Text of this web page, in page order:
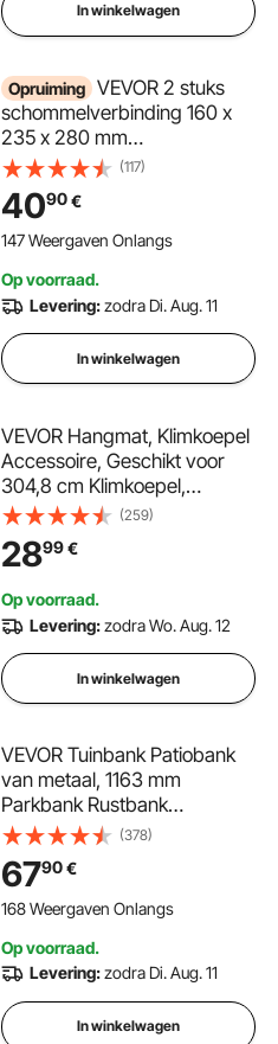
In winkelwagen
Opruiming VEVOR 2 stuks
schommelverbinding 160 x
235 x 280 mm
schommelhoek koolstofstaal
gepoedercoat
wandverbinding
houtverbinding vierkant hout
schommelverbinding
hoekverbinding voor
tuinschommel
(117)
4090€
147 Weergaven Onlangs
Op voorraad.
Levering:zodra Di. Aug. 11
In winkelwagen
VEVOR Hangmat, Klimkoepel
Accessoire, Geschikt voor
304,8 cm Klimkoepel,
Draagvermogen 158 kg,
Buiten Klimrek Hangmat
(Alleen Hangmat)
(259)
2899€
Op voorraad.
Levering:zodra Wo. Aug. 12
In winkelwagen
VEVOR Tuinbank Patiobank
van metaal, 1163 mm
Parkbank Rustbank
Draagvermogen 218 kg, 3-
persoons tuin- en parkbank
met rugleuning en
armleuningen, vintage bank
(378)
6790€
168 Weergaven Onlangs
Op voorraad.
Levering:zodra Di. Aug. 11
In winkelwagen